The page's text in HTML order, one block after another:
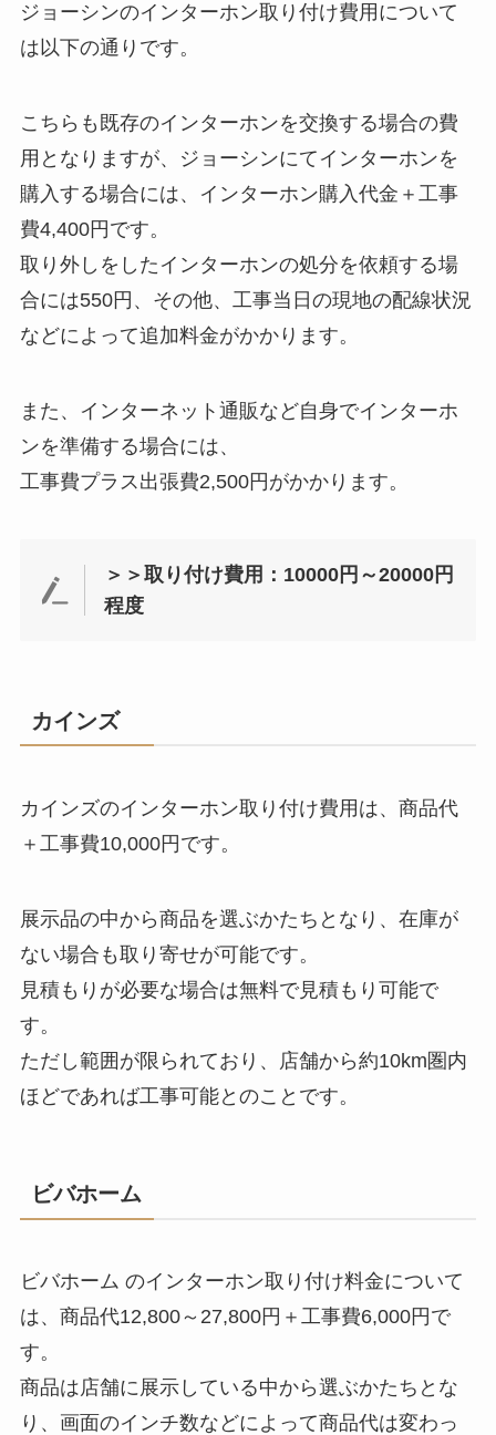
ジョーシンのインターホン取り付け費用について
は以下の通りです。
こちらも既存のインターホンを交換する場合の費
用となりますが、ジョーシンにてインターホンを
購入する場合には、インターホン購入代金＋工事
費4,400円です。
取り外しをしたインターホンの処分を依頼する場
合には550円、その他、工事当日の現地の配線状況
などによって追加料金がかかります。
また、インターネット通販など自身でインターホ
ンを準備する場合には、
工事費プラス出張費2,500円がかかります。
＞＞取り付け費用：10000円～20000円
程度
カインズ
カインズのインターホン取り付け費用は、商品代
＋工事費10,000円です。
展示品の中から商品を選ぶかたちとなり、在庫が
ない場合も取り寄せが可能です。
見積もりが必要な場合は無料で見積もり可能で
す。
ただし範囲が限られており、店舗から約10km圏内
ほどであれば工事可能とのことです。
ビバホーム
ビバホーム のインターホン取り付け料金について
は、商品代12,800～27,800円＋工事費6,000円で
す。
商品は店舗に展示している中から選ぶかたちとな
り、画面のインチ数などによって商品代は変わっ